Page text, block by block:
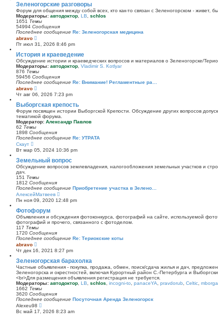
Зеленогорские разговоры
Форум для общения между собой всех, кто как-то связан с Зеленогорском - живет,
Модераторы: автодоктор LB
schlos
1651 Темы
54994 Сообщения
Последнее сообщение Re: Зеленогорская медицина
abravo
е
р
е
й
т
и
к
п
о
л
д
н
е
м
с
о
б
е
н
ю
Пт июл 31, 2026 8:46 pm
История и краеведение
Обсуждение истории и краеведческих вопросов и материалов о Зеленогорске/
Модераторы: автодоктор Vladimir S. Kotlyar
876 Темы
59456 Сообщения
Последнее сообщение Re: Внимание! Регламентные ра…
abravo
е
р
е
й
т
и
к
о
с
е
н
е
у
с
о
о
б
е
н
и
ю
Чт авг 06, 2026 7:23 pm
Выборгская крепость
Форум посвящен истории Выборгской Крепости. Обсуждение других вопросов
тематикой форума.
Модератор: Александр Павлов
62 Темы
1898 Сообщения
Последнее сообщение Re: УТРАТА
Скаут
е
р
е
й
т
к
п
о
с
л
д
н
е
м
у
с
о
о
щ
е
н
и
ю
Вт мар 05, 2024 10:36 pm
Земельный вопрос
Обсуждение вопросов землевладения, налогообложения земельных участков и
дач.
151 Темы
1812 Сообщения
Последнее сообщение Приобретение участка в Зелено…
АлексейМатвеев
е
р
т
и
о
л
д
н
е
м
у
о
щ
Пн ноя 09, 2020 12:48 pm
Фотофорум
Объявления и обсуждения фотоконкурса, фотографий на сайте, используемой
фотографий и прочего, связанного с фотоделом.
117 Темы
1720 Сообщения
Последнее сообщение Re: Териокские коты
abravo
е
р
е
й
т
и
к
п
о
с
л
е
д
Чт дек 16, 2021 8:27 pm
Зеленогорская барахолка
Частные объявления - покупка, продажа, обмен, поиск/сдача жилья и дач,
Зеленогорска и окрестностей, включая Курортный район С.-Петербурга и
<br>Для размещения объявления регистрация не требуется.
Модераторы: автодоктор LB schlos incogni-to panaceYA pravdorub Celtic
1662 Темы
3620 Сообщения
Последнее сообщение Посуточная Аренда Зеленогорск
Alexeu98
е
р
Вс май 17, 2026 8:23 am